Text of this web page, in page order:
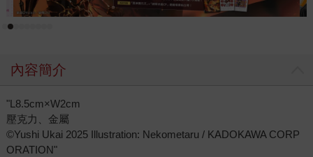
內容簡介
"L8.5cm×W2cm
壓克力、金屬
©Yushi Ukai 2025 Illustration: Nekometaru / KADOKAWA CORP
ORATION"